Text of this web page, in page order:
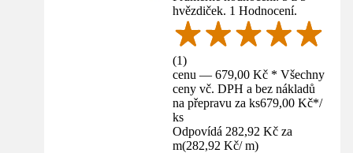
hvězdiček. 1 Hodnocení.
(1)
cenu — 679,00 Kč * Všechny
ceny vč. DPH a bez nákladů
na přepravu za ks679,00 Kč*/
ks
Odpovídá 282,92 Kč za
m(282,92 Kč/ m)